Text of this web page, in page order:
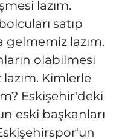
lazım.
satıp
lazım.
olabilmesi
Kimlerle
Eskişehir'deki
eski başkanları